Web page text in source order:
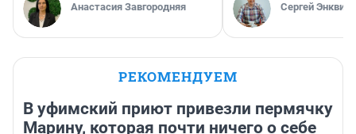
Анастасия Завгородняя Сергей Энквист
РЕКОМЕНДУЕМ
В уфимский приют привезли пермячку
Марину, которая почти ничего о себе